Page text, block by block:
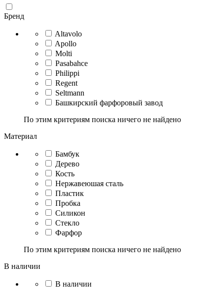
Бренд
Altavolo
Apollo
Molti
Pasabahce
Philippi
Regent
Seltmann
Башкирский фарфоровый завод
По этим критериям поиска ничего не найдено
Материал
Бамбук
Дерево
Кость
Нержавеюшая сталь
Пластик
Пробка
Силикон
Стекло
Фарфор
По этим критериям поиска ничего не найдено
В наличии
В наличии